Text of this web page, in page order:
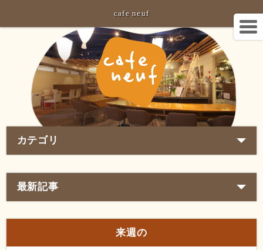
cafe neuf
カテゴリ
最新記事
来週の